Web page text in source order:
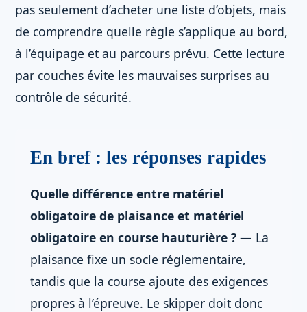
pas seulement d’acheter une liste d’objets, mais
de comprendre quelle règle s’applique au bord,
à l’équipage et au parcours prévu. Cette lecture
par couches évite les mauvaises surprises au
contrôle de sécurité.
En bref : les réponses rapides
Quelle différence entre matériel
obligatoire de plaisance et matériel
obligatoire en course hauturière ? — La
plaisance fixe un socle réglementaire,
tandis que la course ajoute des exigences
propres à l’épreuve. Le skipper doit donc